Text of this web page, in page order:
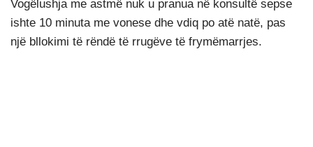
Vogëlushja me astmë nuk u pranua në konsultë sepse
ishte 10 minuta me vonese dhe vdiq po atë natë, pas
një bllokimi të rëndë të rrugëve të frymëmarrjes.